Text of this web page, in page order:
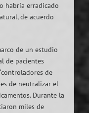
habría erradicado
de acuerdo
de un estudio
de pacientes
de
de neutralizar el
Durante la
miles de